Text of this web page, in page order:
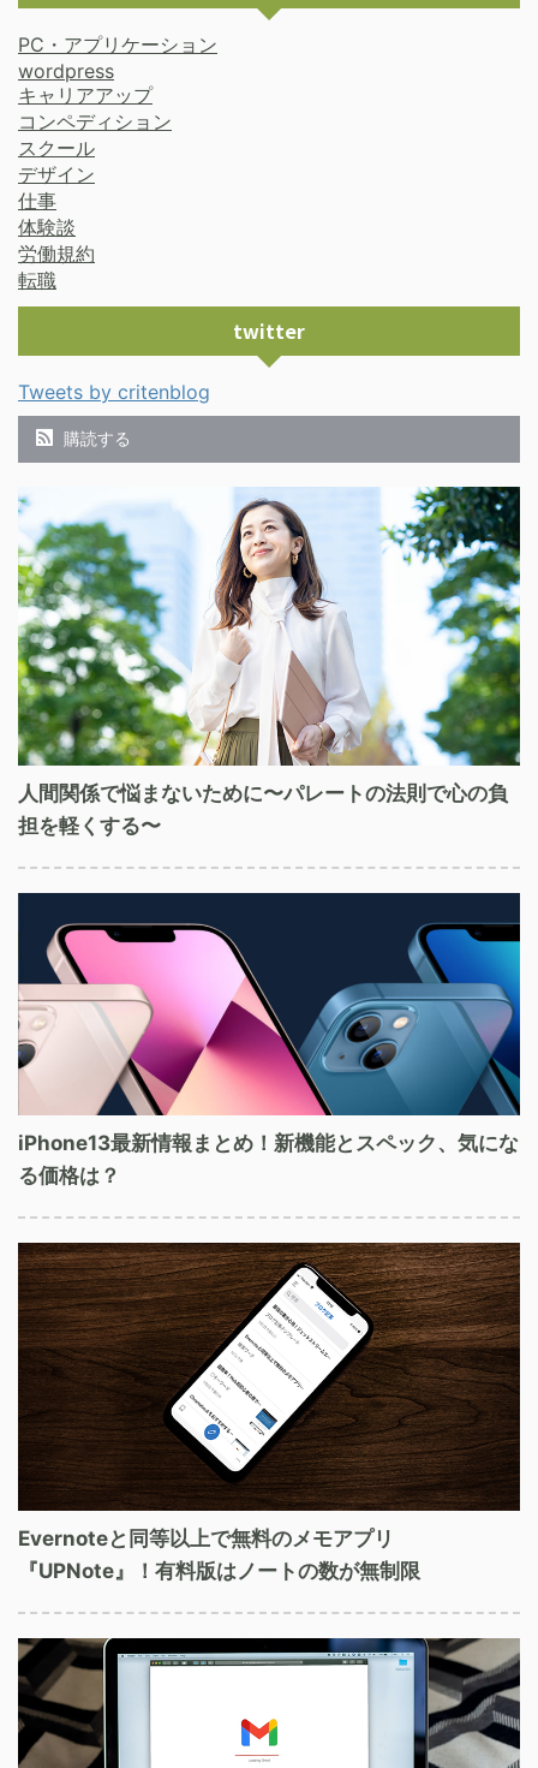
PC・アプリケーション
wordpress
キャリアアップ
コンペディション
スクール
デザイン
仕事
体験談
労働規約
転職
twitter
Tweets by critenblog
購読する
人間関係で悩まないために〜パレートの法則で心の負
担を軽くする〜
iPhone13最新情報まとめ！新機能とスペック、気にな
る価格は？
Evernoteと同等以上で無料のメモアプリ
『UPNote』！有料版はノートの数が無制限